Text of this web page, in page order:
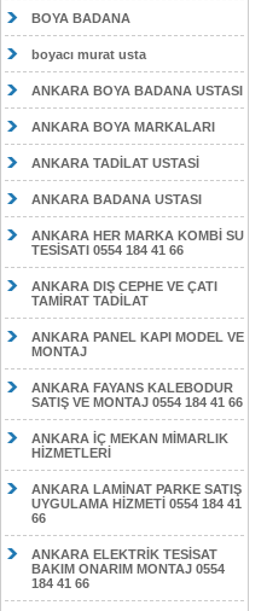
BOYA BADANA
boyacı murat usta
ANKARA BOYA BADANA USTASI
ANKARA BOYA MARKALARI
ANKARA TADİLAT USTASİ
ANKARA BADANA USTASI
ANKARA HER MARKA KOMBİ SU
TESİSATI 0554 184 41 66
ANKARA DIŞ CEPHE VE ÇATI
TAMİRAT TADİLAT
ANKARA PANEL KAPI MODEL VE
MONTAJ
ANKARA FAYANS KALEBODUR
SATIŞ VE MONTAJ 0554 184 41 66
ANKARA İÇ MEKAN MİMARLIK
HİZMETLERİ
ANKARA LAMİNAT PARKE SATIŞ
UYGULAMA HİZMETİ 0554 184 41
66
ANKARA ELEKTRİK TESİSAT
BAKIM ONARIM MONTAJ 0554
184 41 66